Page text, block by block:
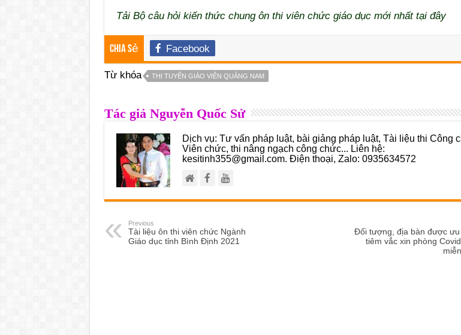
Tải Bộ câu hỏi kiến thức chung ôn thi viên chức giáo dục mới nhất tại đây
Chia sẻ Facebook
Từ khóa THI TUYỂN GIÁO VIÊN QUẢNG NAM
Tác giả Nguyễn Quốc Sử
Dịch vụ: Tư vấn pháp luật, bài giảng pháp luật, Tài liệu thi Công
Viên chức, thi nâng ngạch công chức... Liên hệ:
kesitinh355@gmail.com. Điện thoại, Zalo: 0935634572
Previous
Tài liệu ôn thi viên chức Ngành
Giáo dục tỉnh Bình Định 2021
Đối tượng, địa bàn được ưu
tiêm vắc xin phòng